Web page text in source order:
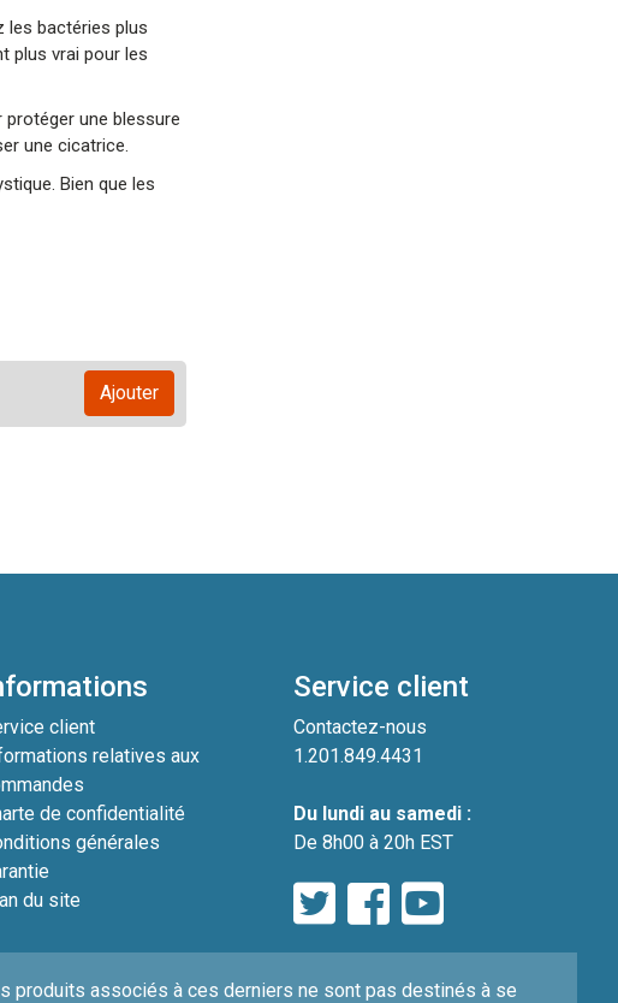
les bactéries plus
plus vrai pour les
une blessure
une cicatrice.
Bien que les
Ajouter
client
relatives aux
de confidentialité
générales
du site
Service client
Contactez-nous
1.201.849.4431
Du lundi au samedi :
De 8h00 à 20h EST
produits associés à ces derniers ne sont pas destinés à se